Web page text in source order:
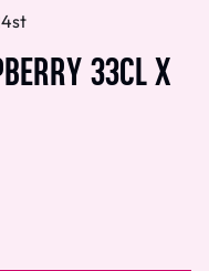
33CL X